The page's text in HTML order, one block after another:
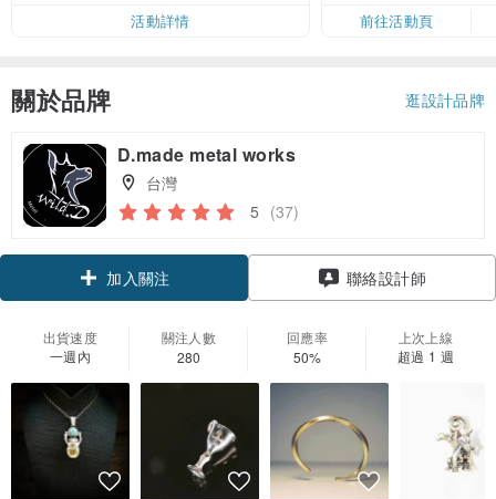
活動詳情
前往活動頁
關於品牌 逛設計品牌
D.made metal works
台灣
5 (37)
加入關注 聯絡設計師
出貨速度
一週內
關注人數
280
回應率
50%
上次上線
超過 1 週